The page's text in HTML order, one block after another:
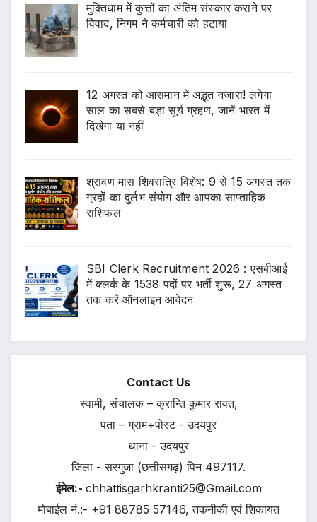
मुक्तिधाम में कुत्तों का अंतिम संस्कार कराने पर
विवाद, निगम ने कर्मचारी को हटाया
12 अगस्त को आसमान में अद्भुत नजारा! लगेगा
साल का सबसे बड़ा सूर्य ग्रहण, जानें भारत में
दिखेगा या नहीं
श्रावण मास शिवरात्रि विशेष: 9 से 15 अगस्त तक
ग्रहों का दुर्लभ संयोग और आपका साप्ताहिक
राशिफल
SBI Clerk Recruitment 2026 : एसबीआई
में क्लर्क के 1538 पदों पर भर्ती शुरू, 27 अगस्त
तक करें ऑनलाइन आवेदन
Contact Us
स्वामी, संचालक – क्रान्ति कुमार रावत,
पता – ग्राम+पोस्ट - उदयपुर
थाना - उदयपुर
जिला - सरगुजा (छत्तीसगढ़) पिन 497117.
ईमेल:- chhattisgarhkranti25@Gmail.com
मोबाईल नं.:- +91 88785 57146, तकनीकी एवं शिकायत